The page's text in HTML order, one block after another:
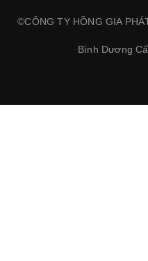
©CÔNG TY HỒNG GIA
Bình Dương